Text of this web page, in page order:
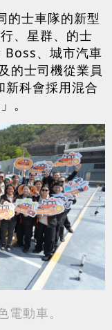
的士車隊的新型
、星群、的士
Boss、城市汽車
的士司機從業員
新科會採用混合
。
動車。